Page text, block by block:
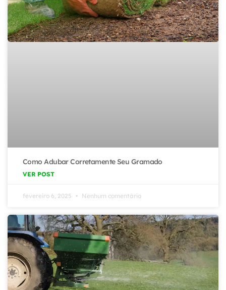
Como Adubar Corretamente Seu Gramado
VER POST
fevereiro 6, 2025 Nenhum comentário